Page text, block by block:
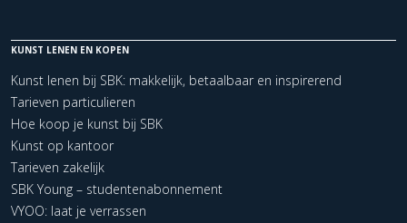
Kerncollectie
1 items. Pagina: 1
KUNST LENEN EN KOPEN
Kunst lenen bij SBK: makkelijk, betaalbaar en inspirerend
Tarieven particulieren
Hoe koop je kunst bij SBK
Kunst op kantoor
Tarieven zakelijk
SBK Young – studentenabonnement
VYOO: laat je verrassen